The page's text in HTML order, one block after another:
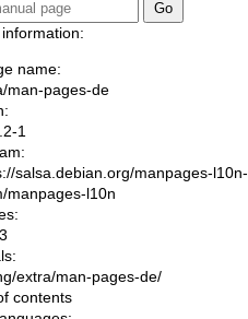
name:
man-pages-de
1
salsa.debian.org/manpages-l10n-
manpages-l10n
extra/man-pages-de/
contents